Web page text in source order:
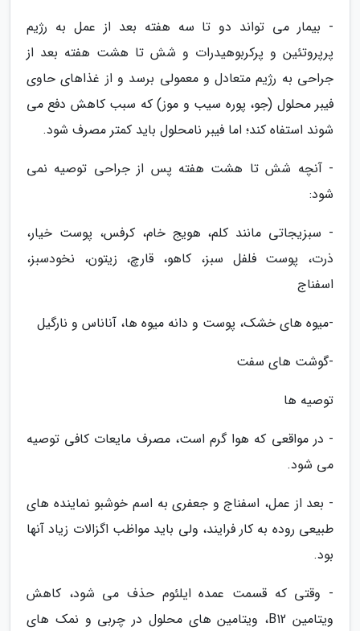
- بیمار می تواند دو تا سه هفته بعد از عمل به رژیم
پرپروتئین و پرکربوهیدرات و شش تا هشت هفته بعد از
جراحی به رژیم متعادل و معمولی برسد و از غذاهای حاوی
فیبر محلول (جو، پوره سیب و موز) که سبب کاهش دفع می
شوند استفاه کند؛ اما فیبر نامحلول باید کمتر مصرف شود.
- آنچه شش تا هشت هفته پس از جراحی توصیه نمی
شود:
- سبزیجاتی مانند کلم، هویج خام، کرفس، پوست خیار،
ذرت، پوست فلفل سبز، کاهو، قارچ، زیتون، نخودسبز،
اسفناج
-میوه های خشک، پوست و دانه میوه ها، آناناس و نارگیل
-گوشت های سفت
توصیه ها
- در مواقعی که هوا گرم است، مصرف مایعات کافی توصیه
می شود.
- بعد از عمل، اسفناج و جعفری به اسم خوشبو نماینده های
طبیعی روده به کار فرایند، ولی باید مواظب اگزالات زیاد آنها
بود.
- وقتی که قسمت عمده ایلئوم حذف می شود، کاهش
ویتامین B12، ویتامین های محلول در چربی و نمک های